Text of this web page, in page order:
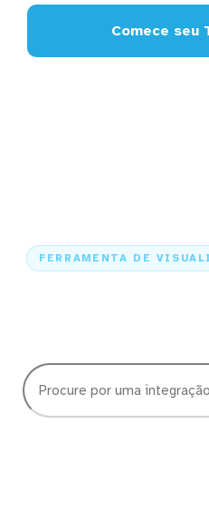
Comece seu
FERRAMENTA DE